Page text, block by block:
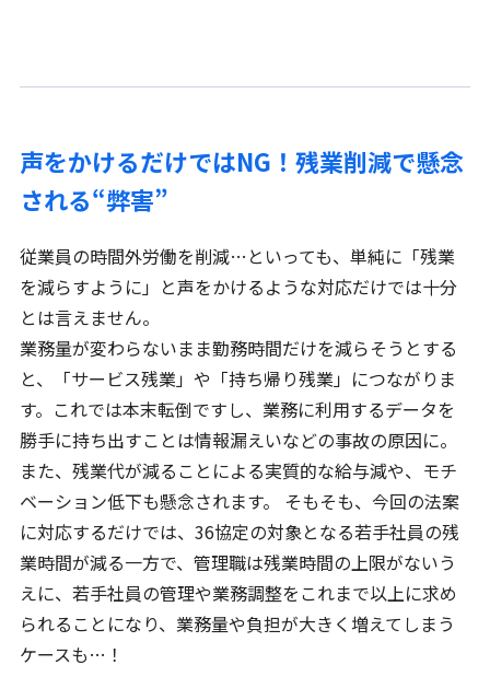
声をかけるだけではNG！残業削減で懸念
される“弊害”
従業員の時間外労働を削減…といっても、単純に「残業
を減らすように」と声をかけるような対応だけでは十分
とは言えません。
業務量が変わらないまま勤務時間だけを減らそうとする
と、「サービス残業」や「持ち帰り残業」につながりま
す。これでは本末転倒ですし、業務に利用するデータを
勝手に持ち出すことは情報漏えいなどの事故の原因に。
また、残業代が減ることによる実質的な給与減や、モチ
ベーション低下も懸念されます。 そもそも、今回の法案
に対応するだけでは、36協定の対象となる若手社員の残
業時間が減る一方で、管理職は残業時間の上限がないう
えに、若手社員の管理や業務調整をこれまで以上に求め
られることになり、業務量や負担が大きく増えてしまう
ケースも…！